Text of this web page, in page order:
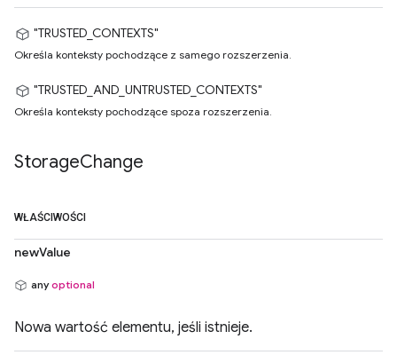
"TRUSTED_CONTEXTS"
Określa konteksty pochodzące z samego rozszerzenia.
"TRUSTED_AND_UNTRUSTED_CONTEXTS"
Określa konteksty pochodzące spoza rozszerzenia.
StorageChange
WŁAŚCIWOŚCI
newValue
anyoptional
Nowa wartość elementu, jeśli istnieje.